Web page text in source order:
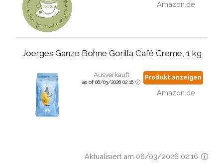
Amazon.de
Joerges Ganze Bohne Gorilla Café Creme, 1 kg
Ausverkauft
as of 06/03/2026 02:16
Produkt anzeigen
Amazon.de
Aktualisiert am 06/03/2026 02:16